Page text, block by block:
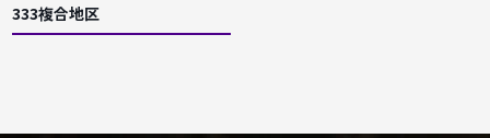
333複合地区